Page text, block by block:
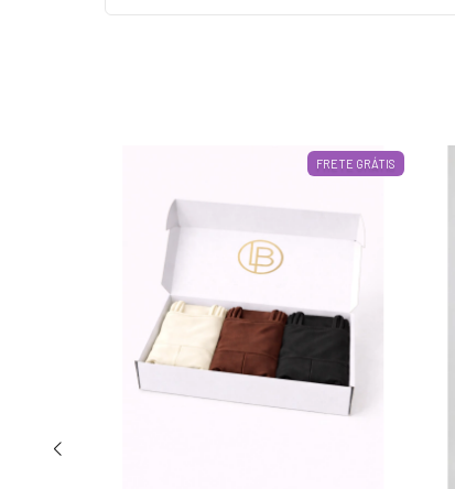
FRETE GRÁTIS